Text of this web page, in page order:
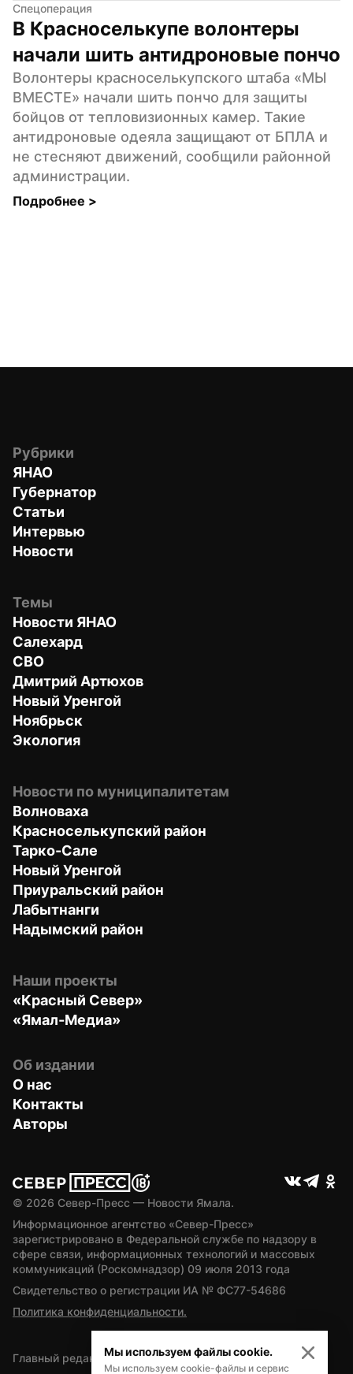
Спецоперация
В Красноселькупе волонтеры
начали шить антидроновые пончо
Волонтеры красноселькупского штаба «МЫ
ВМЕСТЕ» начали шить пончо для защиты
бойцов от тепловизионных камер. Такие
антидроновые одеяла защищают от БПЛА и
не стесняют движений, сообщили районной
администрации.
Подробнее >
Рубрики
ЯНАО
Губернатор
Статьи
Интервью
Новости
Темы
Новости ЯНАО
Салехард
СВО
Дмитрий Артюхов
Новый Уренгой
Ноябрьск
Экология
Новости по муниципалитетам
Волноваха
Красноселькупский район
Тарко-Сале
Новый Уренгой
Приуральский район
Лабытнанги
Надымский район
Наши проекты
«Красный Север»
«Ямал-Медиа»
Об издании
О нас
Контакты
Авторы
© 2026 Север-Пресс — Новости Ямала.
Информационное агентство «Север-Пресс»
зарегистрировано в Федеральной службе по надзору в
сфере связи, информационных технологий и массовых
коммуникаций (Роскомнадзор) 09 июля 2013 года
Свидетельство о регистрации ИА № ФС77-54686
Политика конфиденциальности.
Главный редактор — А.Л. Поздеев
Мы используем файлы cookie.
Мы используем cookie-файлы и сервис